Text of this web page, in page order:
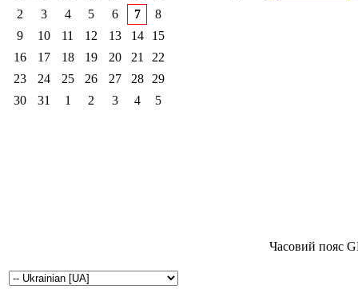
2
3 4 5 6 7
8
9
10 11 12 13 14
15
16
17 18 19 20 21
22
23
24 25 26 27 28
29
30
31 1 2 3 4 5
Часовий пояс